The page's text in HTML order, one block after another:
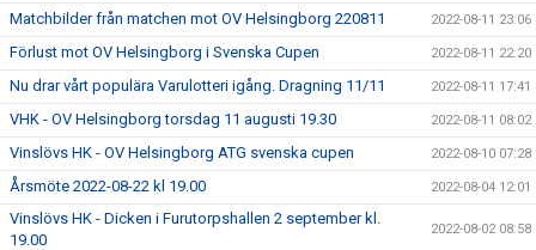
Matchbilder från matchen mot OV Helsingborg 220811 2022-08-11 23:06
Förlust mot OV Helsingborg i Svenska Cupen 2022-08-11 22:20
Nu drar vårt populära Varulotteri igång. Dragning 11/11 2022-08-11 17:41
VHK - OV Helsingborg torsdag 11 augusti 19.30 2022-08-11 08:02
Vinslövs HK - OV Helsingborg ATG svenska cupen 2022-08-10 07:28
Årsmöte 2022-08-22 kl 19.00 2022-08-04 12:01
Vinslövs HK - Dicken i Furutorpshallen 2 september kl.
19.00
2022-08-02 08:58